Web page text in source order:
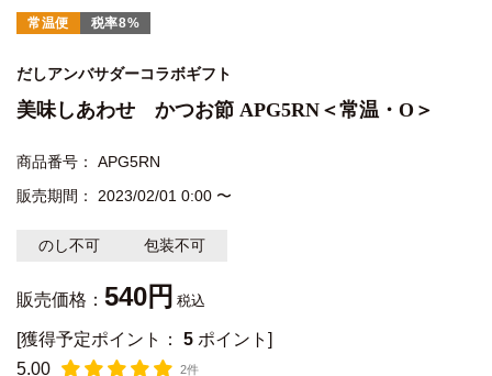
常温便 税率8%
だしアンバサダーコラボギフト
美味しあわせ かつお節 APG5RN＜常温・O＞
商品番号
APG5RN
販売期間
2023/02/01 0:00 〜
のし不可 包装不可
販売価格： 540 税込
[獲得予定ポイント： 5 ポイント]
5.00
2件